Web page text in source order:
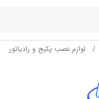
/ لوازم نصب پکیج و رادیاتور